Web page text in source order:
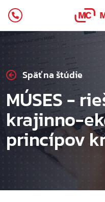
Späť na štúdie
MÚSES -
krajinno-
princípov